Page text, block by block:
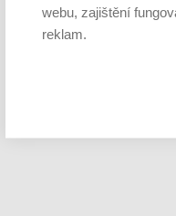
webu, zajištění
reklam.